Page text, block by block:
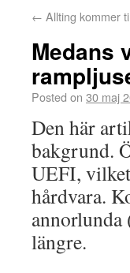
← Allting kommer
Medans
Posted on 30 maj
Den här
bakgrund.
UEFI,
hårdvara.
längre.